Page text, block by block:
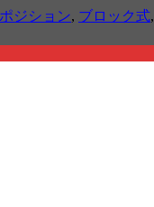
ジション, ブロック式,